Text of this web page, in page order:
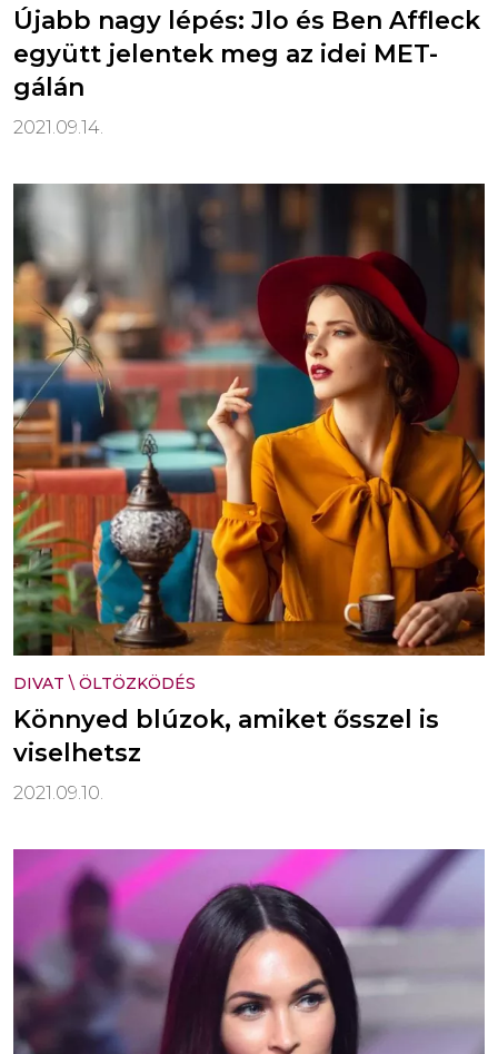
Újabb nagy lépés: Jlo és Ben Affleck
együtt jelentek meg az idei MET-
gálán
2021.09.14.
DIVAT \ ÖLTÖZKÖDÉS
Könnyed blúzok, amiket ősszel is
viselhetsz
2021.09.10.